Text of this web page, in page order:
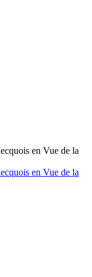
en Vue de la
en Vue de la